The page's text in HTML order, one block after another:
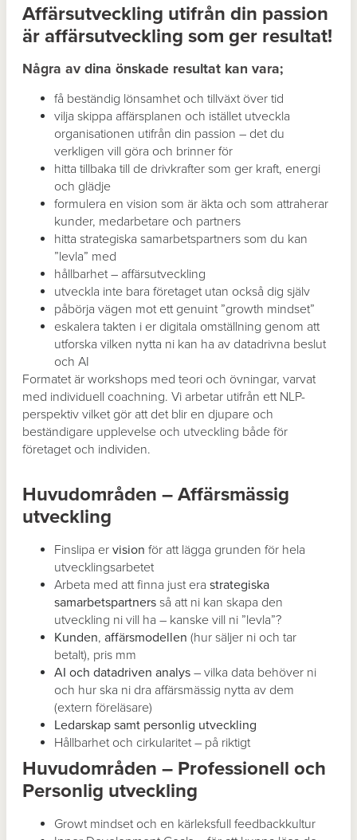
Affärsutveckling utifrån din passion
är affärsutveckling som ger resultat!
Några av dina önskade resultat kan vara;
få beständig lönsamhet och tillväxt över tid
vilja skippa affärsplanen och istället utveckla
organisationen utifrån din passion – det du
verkligen vill göra och brinner för
hitta tillbaka till de drivkrafter som ger kraft, energi
och glädje
formulera en vision som är äkta och som attraherar
kunder, medarbetare och partners
hitta strategiska samarbetspartners som du kan
”levla” med
hållbarhet – affärsutveckling
utveckla inte bara företaget utan också dig själv
påbörja vägen mot ett genuint ”growth mindset”
eskalera takten i er digitala omställning genom att
utforska vilken nytta ni kan ha av datadrivna beslut
och AI
Formatet är workshops med teori och övningar, varvat
med individuell coachning. Vi arbetar utifrån ett NLP-
perspektiv vilket gör att det blir en djupare och
beständigare upplevelse och utveckling både för
företaget och individen.
Huvudområden – Affärsmässig
utveckling
Finslipa er vision för att lägga grunden för hela
utvecklingsarbetet
Arbeta med att finna just era strategiska
samarbetspartners så att ni kan skapa den
utveckling ni vill ha – kanske vill ni ”levla”?
Kunden, affärsmodellen (hur säljer ni och tar
betalt), pris mm
AI och datadriven analys – vilka data behöver ni
och hur ska ni dra affärsmässig nytta av dem
(extern föreläsare)
Ledarskap samt personlig utveckling
Hållbarhet och cirkularitet – på riktigt
Huvudområden – Professionell och
Personlig utveckling
Growt mindset och en kärleksfull feedbackkultur